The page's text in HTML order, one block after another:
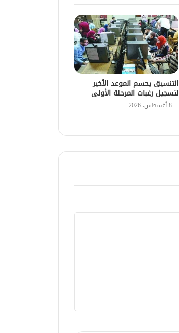
التنسيق يحسم الموعد الأخير
لتسجيل رغبات المرحلة الأولى
8 أغسطس، 2026